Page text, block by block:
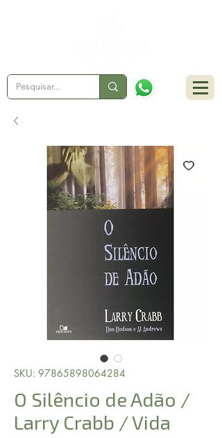
SKU: 97865898064284
O Silêncio de Adão /
Larry Crabb / Vida